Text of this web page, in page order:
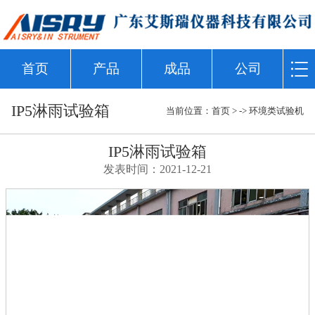
首页 产品 成品 公司
IP5淋雨试验箱 当前位置： 首页 > -> 环境类试验机
IP5淋雨试验箱
发表时间：2021-12-21